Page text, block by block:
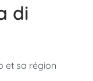
di
et sa région